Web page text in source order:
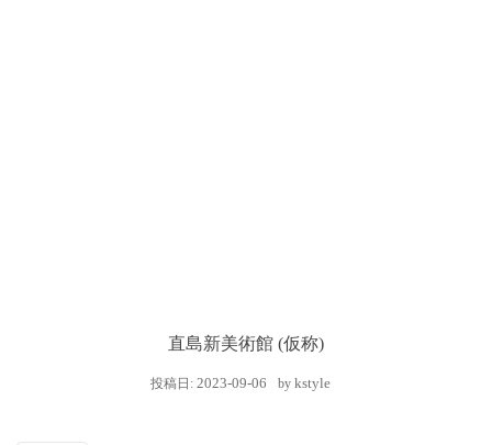
直島新美術館 (仮称)
投稿日: 2023-09-06 by kstyle